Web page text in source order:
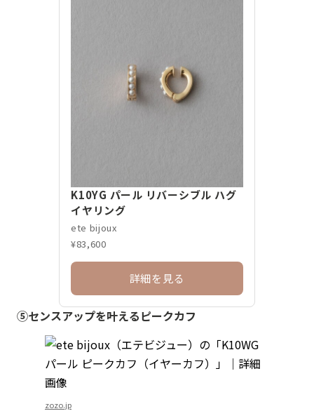
K10YG パール リバーシブル ハグ
イヤリング
ete bijoux
¥83,600
詳細を見る
⑤センスアップを叶えるピークカフ
zozo.jp